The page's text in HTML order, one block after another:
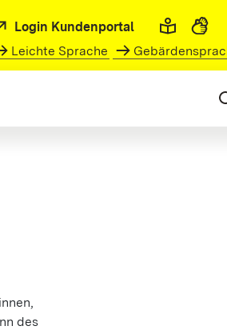
Login Kundenportal
Leichte Sprache
des